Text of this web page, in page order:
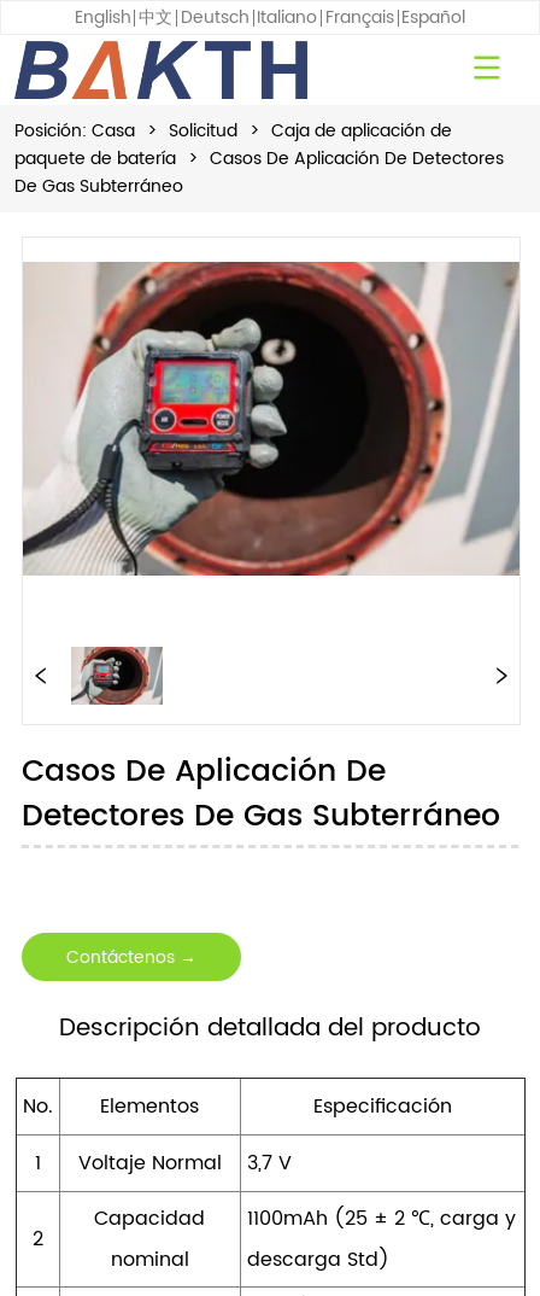
English 中文 Deutsch Italiano Français Español
Posición: Casa > Solicitud > Caja de aplicación de
paquete de batería > Casos De Aplicación De Detectores
De Gas Subterráneo
Casos De Aplicación De
Detectores De Gas Subterráneo
Contáctenos →
Descripción detallada del producto
No. Elementos
Especificación
1
Voltaje Normal 3,7 V
2
Capacidad
nominal
1100mAh (25 ± 2 ℃, carga y
descarga Std)